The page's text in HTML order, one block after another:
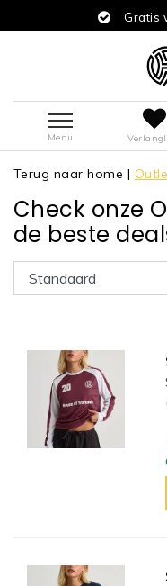
Gratis
Menu
Terug naar home |
Check onze
de beste